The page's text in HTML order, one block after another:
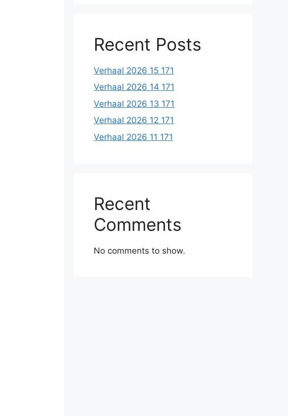
Recent Posts
Verhaal 2026 15 171
Verhaal 2026 14 171
Verhaal 2026 13 171
Verhaal 2026 12 171
Verhaal 2026 11 171
Recent
Comments
No comments to show.